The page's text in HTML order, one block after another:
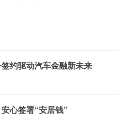
约驱动汽车金融新未来
心签署“安居钱”